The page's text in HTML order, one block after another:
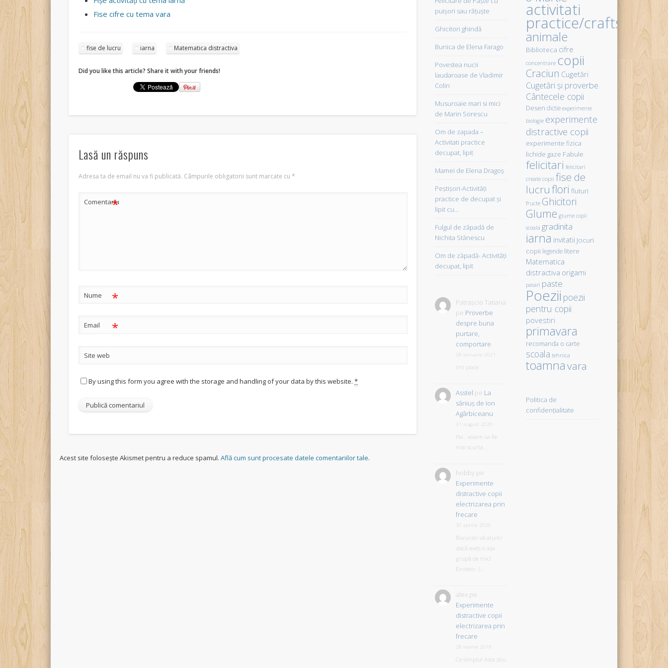
Fise cifre cu tema vara
fise de lucru iarna Matematica distractiva
Did you like this article? Share it with your friends!
Lasă un răspuns
Adresa ta de email nu va fi publicată. Câmpurile obligatorii sunt marcate cu*
Comentariu
*
Nume *
Email *
Site web
By using this form you agree with the storage and handling of your data by this website.*
Acest site folosește Akismet pentru a reduce spamul.Află cum sunt procesate datele comentariilor tale.
puișori sau rățuște
Ghicitori ghindă
Bunica de Elena Farago
Povestea nucii
laudaroase de Vladimir
Colin
Musuroaie mari si mici
de Marin Sorescu
Om de zapada –
Activitati practice
decupat, lipit
Mamei de Elena Dragoş
Peştişori-Activităţi
practice de decupat şi
lipit cu…
Fulgul de zăpadă de
Nichita Stănescu
Om de zăpadă- Activităţi
decupat, lipit
Patrașcio Tatiana
pe Proverbe
despre buna
purtare,
comportare
28 ianuarie 2021
îmi place
Asstel pe La
săniuş de Ion
Agârbiceanu
31 august 2020
Pai...voiam sa fie
mai scurta. .
hobbype
Experimente
distractive copii
electrizarea prin
frecare
30 aprilie 2020
Bucurați-vă atunci
dacă aveți o așa
grupă de mici
Einstein :)...
alexpe
Experimente
distractive copii
electrizarea prin
frecare
28 martie 2019
Ce simplu! Asta știu
activitati
practice/crafts
animale
Biblioteca cifre
concentrare copii
Craciun Cugetări
Cugetări şi proverbe
Cântecele copii
Desen dictie experimente
biologie experimente
distractive copii
experimente fizica
lichide gaze Fabule
felicitari felicitari
create copii fise de
lucruflori fluturi
fructe Ghicitori
Glume glume copii
scoala gradinita
iarna invitatii Jocuri
copii legende litere
Matematica
distractiva origami
pasari paste
Poezii poezii
pentru copii
povestiri
primavara
recomanda o carte
scoala tehnica
toamnavara
Politica de
confidențialitate